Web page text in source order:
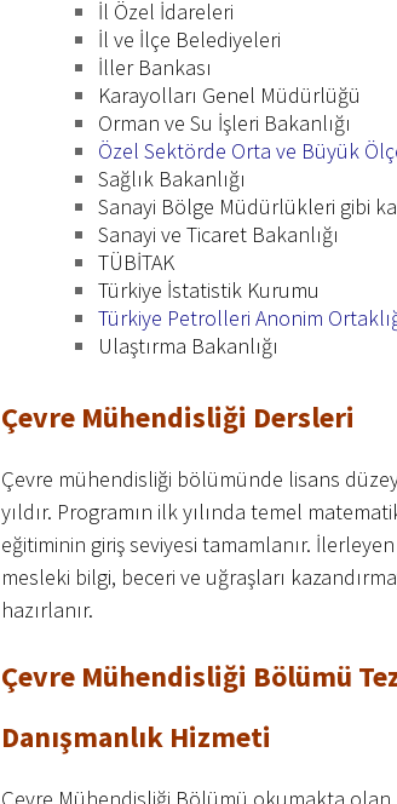
İl Özel İdareleri
İl ve İlçe Belediyeleri
İller Bankası
Karayolları Genel Müdürlüğü
Orman ve Su İşleri Bakanlığı
Özel Sektörde Orta ve Büyük
Sağlık Bakanlığı
Sanayi Bölge Müdürlükleri gibi
Sanayi ve Ticaret Bakanlığı
TÜBİTAK
Türkiye İstatistik Kurumu
Türkiye Petrolleri Anonim
Ulaştırma Bakanlığı
Çevre Mühendisliği Dersleri
Çevre mühendisliği bölümünde lisans
yıldır. Programın ilk yılında temel
eğitiminin giriş seviyesi tamamlanır.
mesleki bilgi, beceri ve uğraşları
hazırlanır.
Çevre Mühendisliği Bölümü
Danışmanlık Hizmeti